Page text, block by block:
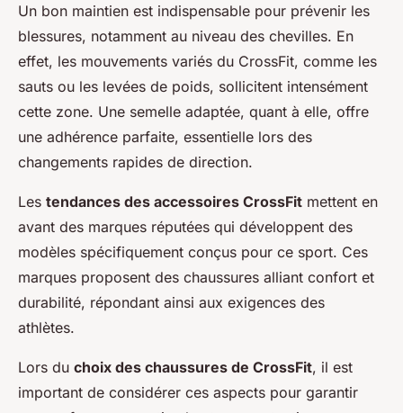
Un bon maintien est indispensable pour prévenir les
blessures, notamment au niveau des chevilles. En
effet, les mouvements variés du CrossFit, comme les
sauts ou les levées de poids, sollicitent intensément
cette zone. Une semelle adaptée, quant à elle, offre
une adhérence parfaite, essentielle lors des
changements rapides de direction.
Les tendances des accessoires CrossFit mettent en
avant des marques réputées qui développent des
modèles spécifiquement conçus pour ce sport. Ces
marques proposent des chaussures alliant confort et
durabilité, répondant ainsi aux exigences des
athlètes.
Lors du choix des chaussures de CrossFit, il est
important de considérer ces aspects pour garantir